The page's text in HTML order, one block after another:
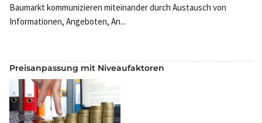
Baumarkt kommunizieren miteinander durch Austausch von
Informationen, Angeboten, An...
Preisanpassung mit Niveaufaktoren